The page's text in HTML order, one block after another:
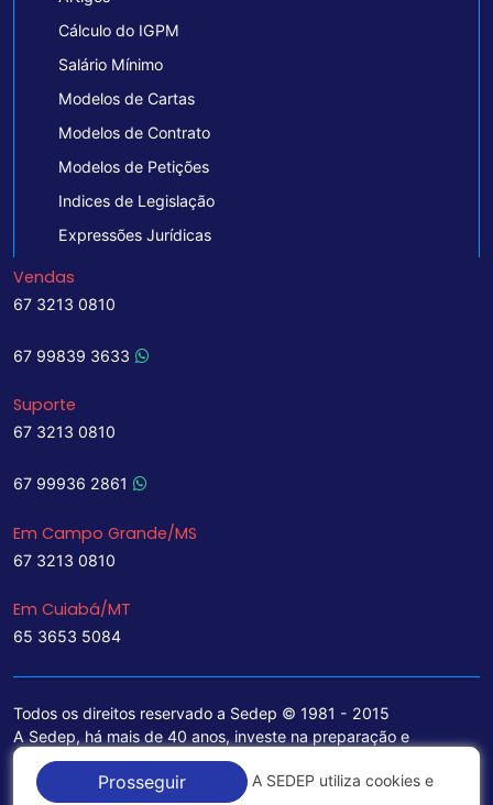
Cálculo do IGPM
Salário Mínimo
Modelos de Cartas
Modelos de Contrato
Modelos de Petições
Indices de Legislação
Expressões Jurídicas
Vendas
67 3213 0810
67 99839 3633
Suporte
67 3213 0810
67 99936 2861
Em Campo Grande/MS
67 3213 0810
Em Cuiabá/MT
65 3653 5084
Todos os direitos reservado a Sedep © 1981 - 2015
A Sedep, há mais de 40 anos, investe na preparação e
treinamento de funcionários e na aquisição de tecnologia de
ponta para a ampliação de seu portfólio de serviços voltados
Prosseguir A SEDEP utiliza cookies e